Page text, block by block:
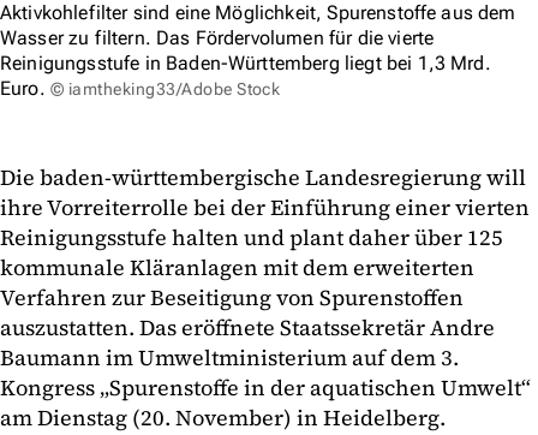
Aktivkohlefilter sind eine Möglichkeit, Spurenstoffe aus dem
Wasser zu filtern. Das Fördervolumen für die vierte
Reinigungsstufe in Baden-Württemberg liegt bei 1,3 Mrd.
Euro. © iamtheking33/Adobe Stock
Die baden-württembergische Landesregierung will
ihre Vorreiterrolle bei der Einführung einer vierten
Reinigungsstufe halten und plant daher über 125
kommunale Kläranlagen mit dem erweiterten
Verfahren zur Beseitigung von Spurenstoffen
auszustatten. Das eröffnete Staatssekretär Andre
Baumann im Umweltministerium auf dem 3.
Kongress „Spurenstoffe in der aquatischen Umwelt“
am Dienstag (20. November) in Heidelberg.